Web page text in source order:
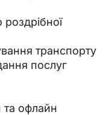
транспорту
послуг
офлайн